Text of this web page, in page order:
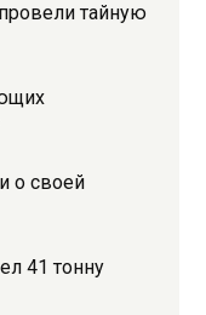
тайную
о своей
41 тонну